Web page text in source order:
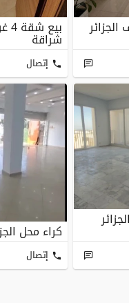
7 غرف الجزائر
شراقة
إتصال
الجزائر
كراء محل
إتصال